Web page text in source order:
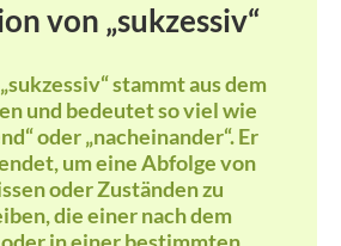
von „sukzessiv“
stammt aus dem
und bedeutet so viel wie
oder „nacheinander“. Er
um eineAbfolge von
oder Zuständen zu
die einer nach dem